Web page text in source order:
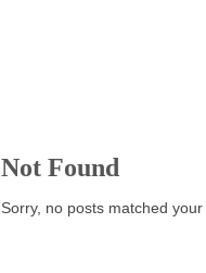
Not Found
Sorry, no posts matched